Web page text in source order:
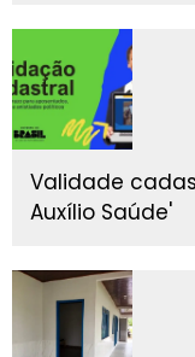
Validade
Auxílio Saúde'